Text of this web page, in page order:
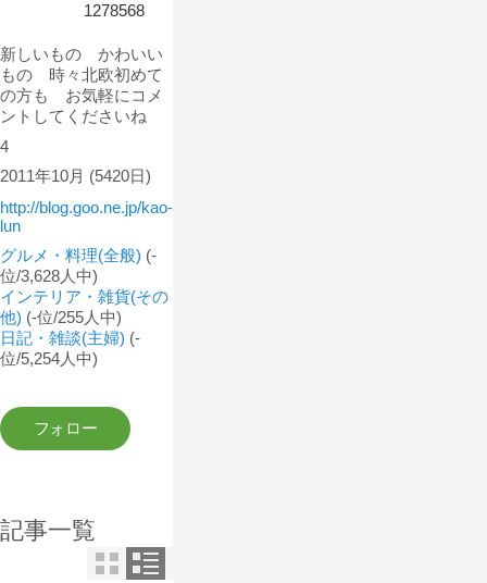
1278568
新しいもの かわいい
もの 時々北欧初めて
の方も お気軽にコメ
ントしてくださいね
4
2011年10月 (5420日)
http://blog.goo.ne.jp/kao-
lun
グルメ・料理(全般) (-
位/3,628人中)
インテリア・雑貨(その
他) (-位/255人中)
日記・雑談(主婦) (-
位/5,254人中)
記事一覧